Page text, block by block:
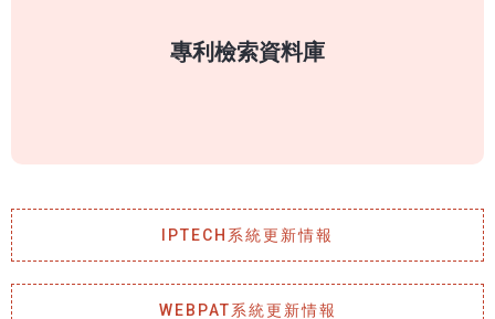
專利檢索資料庫
IPTECH系統更新情報
WEBPAT系統更新情報